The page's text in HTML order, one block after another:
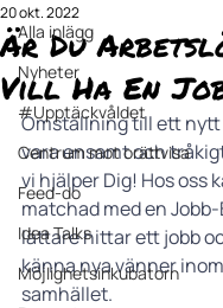
Alla inlägg
Nyheter
#Upptäckvåldet
Centrum mot orättvisa
Feed-do
Idea Talks
Möjlighetsinkubatorn
Är Du
Vill Ha En
20 okt. 2022
Omställning till ett nytt
vara ensamt och
vi hjälper Dig! Hos oss
matchad med en
lättare hittar ett jobb
känna nya vänner
samhället.